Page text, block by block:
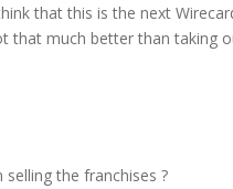
that this is the next
that much better than taking
the franchises ?